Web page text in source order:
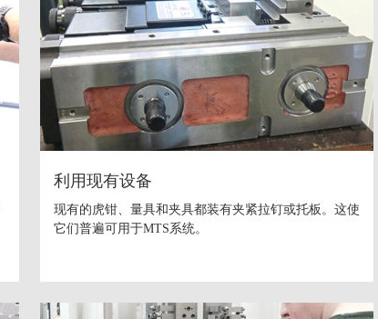
利用现有设备
现有的虎钳、量具和夹具都装有夹紧拉钉或托板。这使
它们普遍可用于MTS系统。